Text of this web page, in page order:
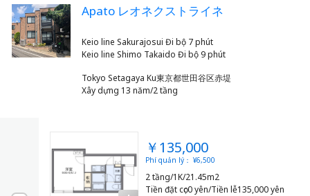
Apato レオネクストライネ
Keio line Sakurajosui Đi bộ 7 phút
Tokyo Setagaya Ku東京都世田谷区赤堤
Xây dựng 13 năm/2 tầng
￥135,000
Phí quản lý： ¥6,500
2 tầng/1K/21.45m2
Tiền đặt cọc0 yên/Tiền lễ135,000 yên